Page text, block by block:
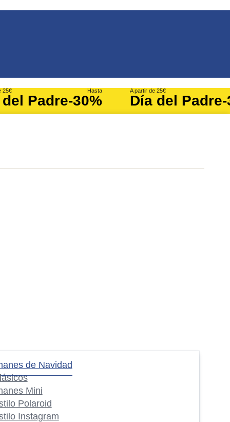
25€
Padre
Hasta
-30%
A partir de 25€
Día del Padre
de Navidad
Mini
Polaroid
Instagram